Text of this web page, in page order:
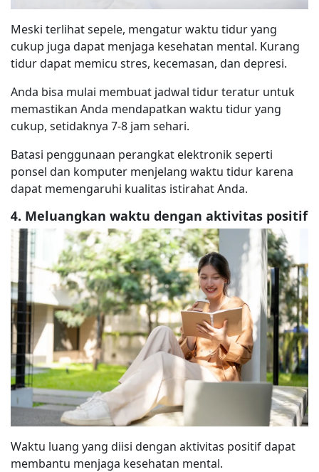
Meski terlihat sepele, mengatur waktu tidur yang
cukup juga dapat menjaga kesehatan mental. Kurang
tidur dapat memicu stres, kecemasan, dan depresi.
Anda bisa mulai membuat jadwal tidur teratur untuk
memastikan Anda mendapatkan waktu tidur yang
cukup, setidaknya 7-8 jam sehari.
Batasi penggunaan perangkat elektronik seperti
ponsel dan komputer menjelang waktu tidur karena
dapat memengaruhi kualitas istirahat Anda.
4. Meluangkan waktu dengan aktivitas positif
Waktu luang yang diisi dengan aktivitas positif dapat
membantu menjaga kesehatan mental.